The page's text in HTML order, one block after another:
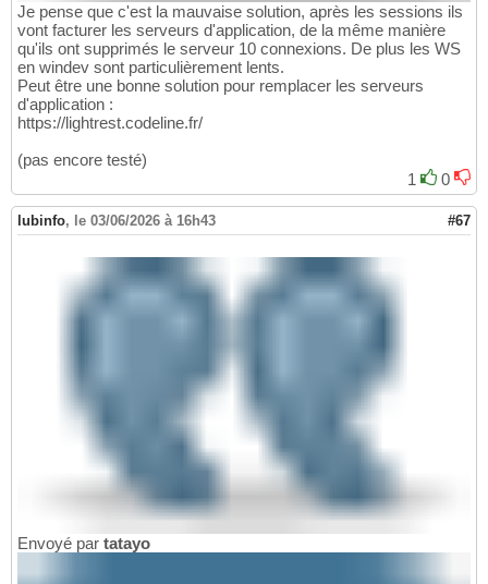
Je pense que c'est la mauvaise solution, après les sessions ils
vont facturer les serveurs d'application, de la même manière
qu'ils ont supprimés le serveur 10 connexions. De plus les WS
en windev sont particulièrement lents.
Peut être une bonne solution pour remplacer les serveurs
d'application :
https://lightrest.codeline.fr/
(pas encore testé)
1
0
lubinfo, le 03/06/2026 à 16h43 #67
Envoyé par tatayo